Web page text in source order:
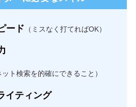
ード （ミスなく打てればOK）
ット検索を的確にできること）
イティング